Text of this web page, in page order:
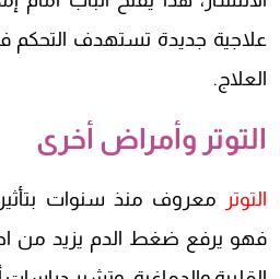
علاجية جديدة تستهدف التحكم
العلاج.
التوتر وأمراض أخرى
التوتر معروف منذ سنوات
فهو يرفع ضغط الدم يزيد من